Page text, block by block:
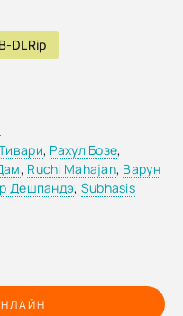
DLRip
, Рахул Бозе,
, Ruchi Mahajan, Варун
Дешпандэ, Subhasis